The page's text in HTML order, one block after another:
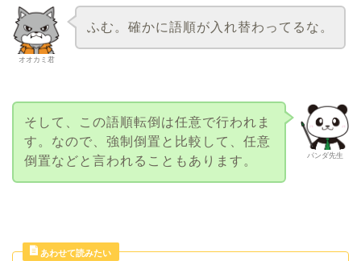
オオカミ君
ふむ。確かに語順が入れ替わってるな。
パンダ先生
そして、この語順転倒は任意で行われま
す。なので、強制倒置と比較して、任意
倒置などと言われることもあります。